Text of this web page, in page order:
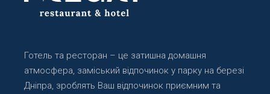
Готель та ресторан – це затишна домашня
атмосфера, заміський відпочинок у парку на березі
Дніпра, зроблять Ваш відпочинок приємним та